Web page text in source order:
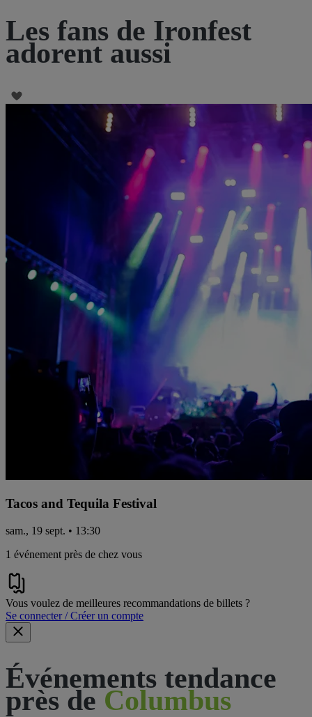
Les fans de Ironfest
adorent aussi
Tacos and Tequila Festival
sam., 19 sept. • 13:30
1 événement près de chez vous
Vous voulez de meilleures recommandations de billets ?
Se connecter / Créer un compte
Événements tendance
près de Columbus